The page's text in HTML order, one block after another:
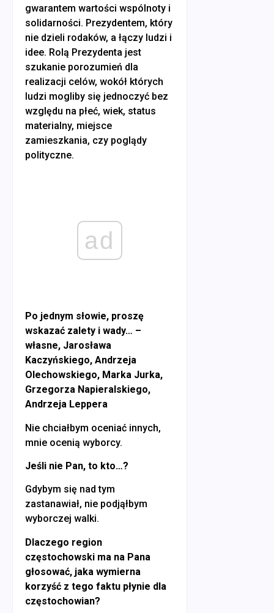
gwarantem wartości wspólnoty i
solidarności. Prezydentem, który
nie dzieli rodaków, a łączy ludzi i
idee. Rolą Prezydenta jest
szukanie porozumień dla
realizacji celów, wokół których
ludzi mogliby się jednoczyć bez
względu na płeć, wiek, status
materialny, miejsce
zamieszkania, czy poglądy
polityczne.
ad
Po jednym słowie, proszę
wskazać zalety i wady… –
własne, Jarosława
Kaczyńskiego, Andrzeja
Olechowskiego, Marka Jurka,
Grzegorza Napieralskiego,
Andrzeja Leppera
Nie chciałbym oceniać innych,
mnie ocenią wyborcy.
Jeśli nie Pan, to kto…?
Gdybym się nad tym
zastanawiał, nie podjąłbym
wyborczej walki.
Dlaczego region
częstochowski ma na Pana
głosować, jaka wymierna
korzyść z tego faktu płynie dla
częstochowian?